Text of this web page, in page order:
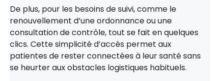
De plus, pour les besoins de suivi, comme le
renouvellement d’une ordonnance ou une
consultation de contrôle, tout se fait en quelques
clics. Cette simplicité d’accès permet aux
patientes de rester connectées à leur santé sans
se heurter aux obstacles logistiques habituels.